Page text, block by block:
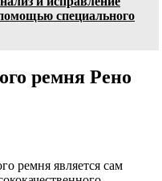
специального
ремня Рено
ремня является сам